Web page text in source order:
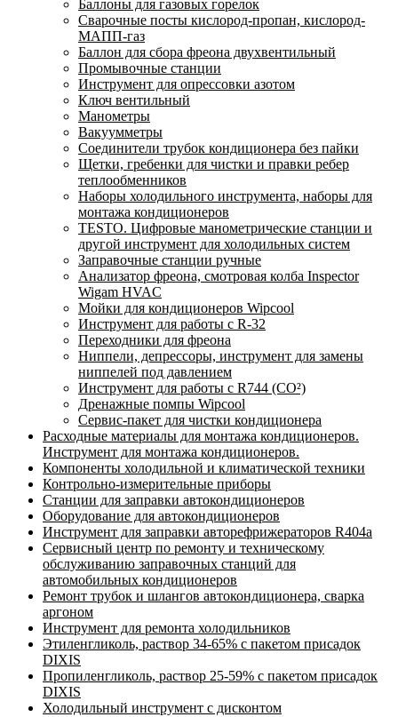
Баллоны для газовых горелок
Сварочные посты кислород-пропан, кислород-
МАПП-газ
Баллон для сбора фреона двухвентильный
Промывочные станции
Инструмент для опрессовки азотом
Ключ вентильный
Манометры
Вакуумметры
Соединители трубок кондиционера без пайки
Щетки, гребенки для чистки и правки ребер
теплообменников
Наборы холодильного инструмента, наборы для
монтажа кондиционеров
TESTO. Цифровые манометрические станции и
другой инструмент для холодильных систем
Заправочные станции ручные
Анализатор фреона, смотровая колба Inspector
Wigam HVAC
Мойки для кондиционеров Wipcool
Инструмент для работы с R-32
Переходники для фреона
Ниппели, депрессоры, инструмент для замены
ниппелей под давлением
Инструмент для работы с R744 (CO²)
Дренажные помпы Wipcool
Сервис-пакет для чистки кондиционера
Расходные материалы для монтажа кондиционеров.
Инструмент для монтажа кондиционеров.
Компоненты холодильной и климатической техники
Контрольно-измерительные приборы
Станции для заправки автокондиционеров
Оборудование для автокондиционеров
Инструмент для заправки авторефрижераторов R404a
Сервисный центр по ремонту и техническому
обслуживанию заправочных станций для
автомобильных кондиционеров
Ремонт трубок и шлангов автокондиционера, сварка
аргоном
Инструмент для ремонта холодильников
Этиленгликоль, раствор 34-65% с пакетом присадок
DIXIS
Пропиленгликоль, раствор 25-59% с пакетом присадок
DIXIS
Холодильный инструмент с дисконтом